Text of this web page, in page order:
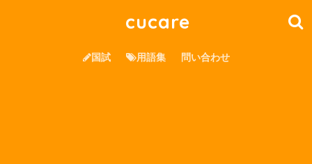
cucare
国試 用語集 問い合わせ